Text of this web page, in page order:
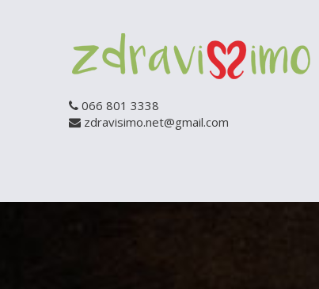
066 801 3338
zdravisimo.net@gmail.com